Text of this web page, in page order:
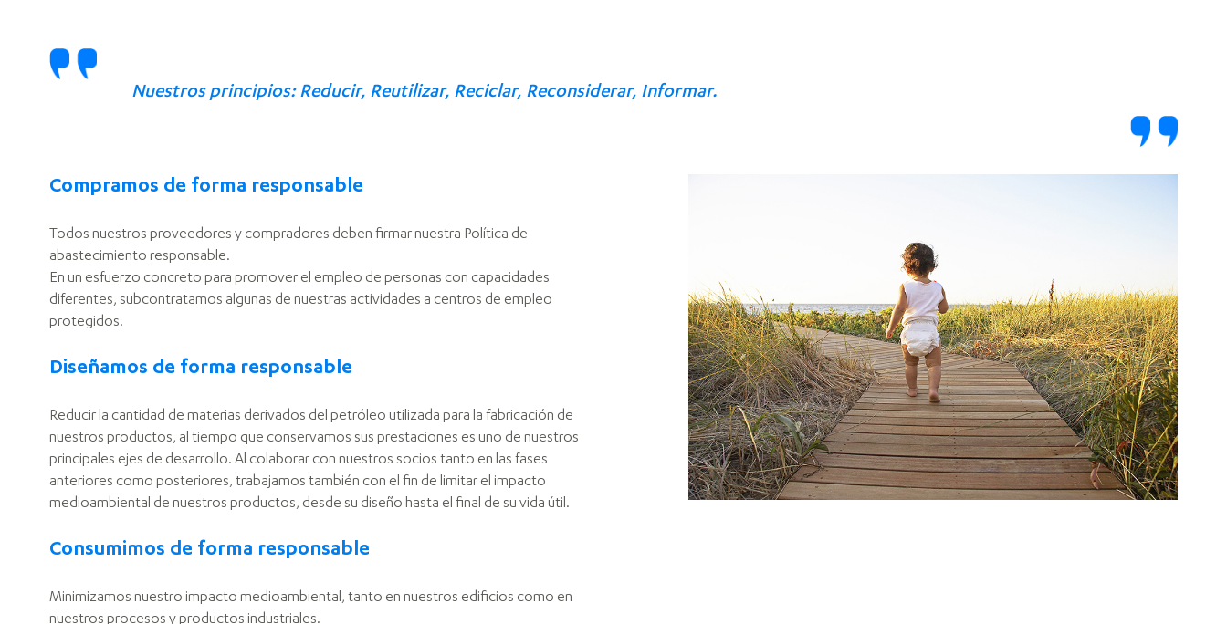
Nuestros principios: Reducir, Reutilizar, Reciclar, Reconsiderar, Informar.
Compramos de forma responsable
Todos nuestros proveedores y compradores deben firmar nuestra Política de
abastecimiento responsable.
En un esfuerzo concreto para promover el empleo de personas con capacidades
diferentes, subcontratamos algunas de nuestras actividades a centros de empleo
protegidos.
Diseñamos de forma responsable
Reducir la cantidad de materias derivados del petróleo utilizada para la fabricación de
nuestros productos, al tiempo que conservamos sus prestaciones es uno de nuestros
principales ejes de desarrollo. Al colaborar con nuestros socios tanto en las fases
anteriores como posteriores, trabajamos también con el fin de limitar el impacto
medioambiental de nuestros productos, desde su diseño hasta el final de su vida útil.
Consumimos de forma responsable
Minimizamos nuestro impacto medioambiental, tanto en nuestros edificios como en
nuestros procesos y productos industriales.